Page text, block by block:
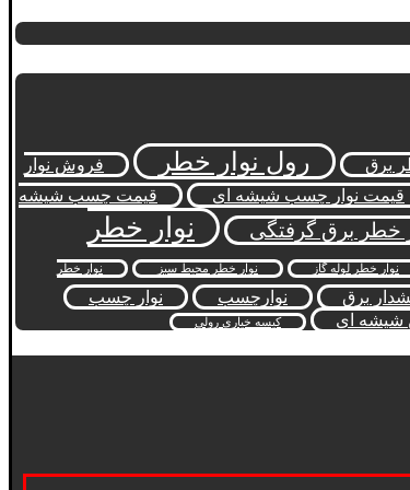
برق رول نوار خطر
فروش نوار
قیمت نوار چسب شیشه ای
قیمت چسب شیشه
خطر برق گرفتگی
نوار خطر
نوار خطر لوله گاز نوار خطر محیط سبز نوار خطر
برق نوارچسب
نوار چسب
ای کیسه خیاری رولی